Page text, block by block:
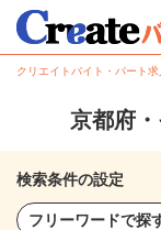
クリエイトバイト・パート求
京都府
検索条件の設定